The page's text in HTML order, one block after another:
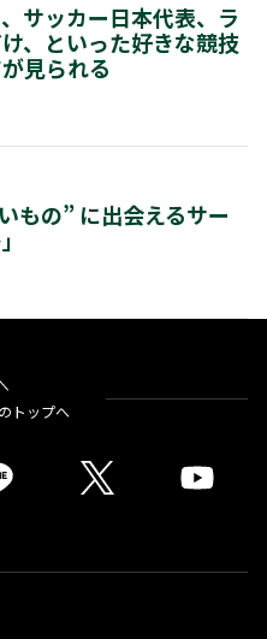
サッカー日本代表、ラ
、といった好きな競技
見られる
もの” に出会えるサー
トップへ